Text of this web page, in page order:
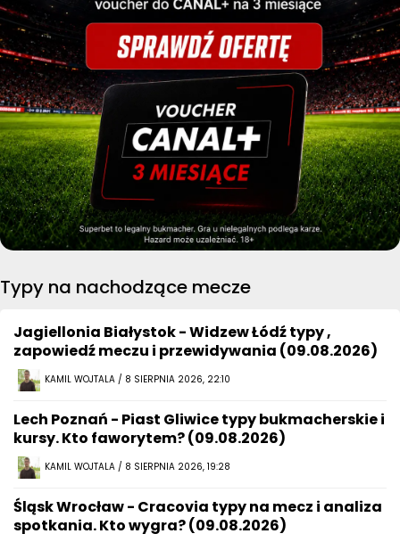
Typy na nachodzące mecze
Jagiellonia Białystok - Widzew Łódź typy ,
zapowiedź meczu i przewidywania (09.08.2026)
KAMIL WOJTALA / 8 SIERPNIA 2026, 22:10
Lech Poznań - Piast Gliwice typy bukmacherskie i
kursy. Kto faworytem? (09.08.2026)
KAMIL WOJTALA / 8 SIERPNIA 2026, 19:28
Śląsk Wrocław - Cracovia typy na mecz i analiza
spotkania. Kto wygra? (09.08.2026)